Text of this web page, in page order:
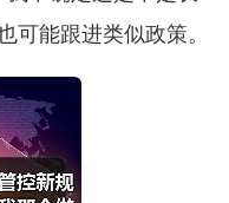
可能跟进类似政策。